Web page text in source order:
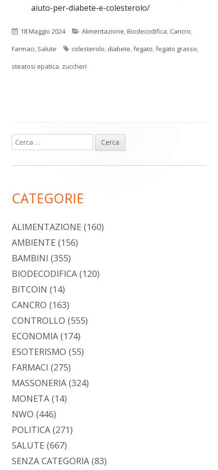
aiuto-per-diabete-e-colesterolo/
Pubblicato
18 Maggio 2024 Categorie
Alimentazione,Biodecodifica, Cancro,
Farmaci, Salute Tag
colesterolo, diabete,fegato,fegato grasso,
steatosi epatica, zuccheri
Barra
laterale
Ricerca
per:
CATEGORIE
ALIMENTAZIONE (160)
AMBIENTE (156)
BAMBINI (355)
BIODECODIFICA(120)
BITCOIN (14)
CANCRO (163)
CONTROLLO (555)
ECONOMIA(174)
ESOTERISMO (55)
FARMACI (275)
MASSONERIA(324)
MONETA(14)
NWO (446)
POLITICA(271)
SALUTE (667)
SENZA CATEGORIA(83)